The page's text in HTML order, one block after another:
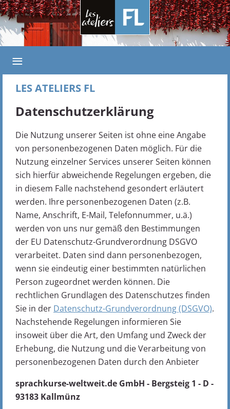
≡
LES ATELIERS FL
Datenschutzerklärung
Die Nutzung unserer Seiten ist ohne eine Angabe
von personenbezogenen Daten möglich. Für die
Nutzung einzelner Services unserer Seiten können
sich hierfür abweichende Regelungen ergeben, die
in diesem Falle nachstehend gesondert erläutert
werden. Ihre personenbezogenen Daten (z.B.
Name, Anschrift, E-Mail, Telefonnummer, u.ä.)
werden von uns nur gemäß den Bestimmungen
der EU Datenschutz-Grundverordnung DSGVO
verarbeitet. Daten sind dann personenbezogen,
wenn sie eindeutig einer bestimmten natürlichen
Person zugeordnet werden können. Die
rechtlichen Grundlagen des Datenschutzes finden
Sie in der Datenschutz-Grundverordnung (DSGVO).
Nachstehende Regelungen informieren Sie
insoweit über die Art, den Umfang und Zweck der
Erhebung, die Nutzung und die Verarbeitung von
personenbezogenen Daten durch den Anbieter
sprachkurse-weltweit.de GmbH - Bergsteig 1 - D -
93183 Kallmünz